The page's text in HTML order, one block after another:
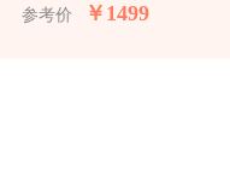
参考价 ￥ 1499